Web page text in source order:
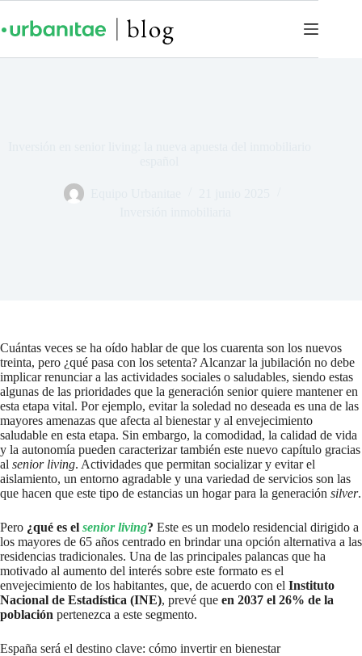
Cuántas veces se ha oído hablar de que los cuarenta son los nuevos
treinta, pero ¿qué pasa con los setenta? Alcanzar la jubilación no debe
implicar renunciar a las actividades sociales o saludables, siendo estas
algunas de las prioridades que la generación senior quiere mantener en
esta etapa vital. Por ejemplo, evitar la soledad no deseada es una de las
mayores amenazas que afecta al bienestar y al envejecimiento
saludable en esta etapa. Sin embargo, la comodidad, la calidad de vida
y la autonomía pueden caracterizar también este nuevo capítulo gracias
al senior living. Actividades que permitan socializar y evitar el
aislamiento, un entorno agradable y una variedad de servicios son las
que hacen que este tipo de estancias un hogar para la generación silver.
Pero ¿qué es el senior living? Este es un modelo residencial dirigido a
los mayores de 65 años centrado en brindar una opción alternativa a las
residencias tradicionales. Una de las principales palancas que ha
motivado al aumento del interés sobre este formato es el
envejecimiento de los habitantes, que, de acuerdo con el Instituto
Nacional de Estadística (INE), prevé que en 2037 el 26% de la
población pertenezca a este segmento.
España será el destino clave: cómo invertir en bienestar